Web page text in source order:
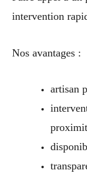
intervention
Nos avantages :
artisan